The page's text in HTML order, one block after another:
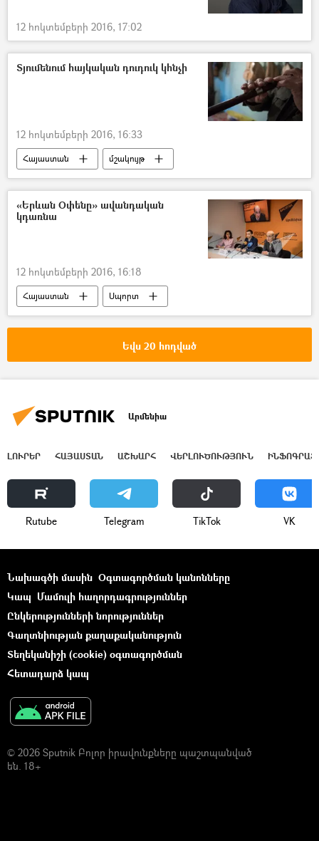
12 հոկտեմբերի 2016, 17:02
Տյումենում հայկական դուդուկ կհնչի
12 հոկտեմբերի 2016, 16:33
Հայաստան մշակույթ
«Երևան Օփենը» ավանդական
կդառնա
12 հոկտեմբերի 2016, 16:18
Հայաստան Սպորտ
Եվս 20 հոդված
Արմենիա
ԼՈՒՐԵՐ ՀԱՅԱՍՏԱՆ ԱՇԽԱՐՀ ՎԵՐԼՈՒԾՈՒԹՅՈՒՆ
Rutube Telegram ТikТоk VK
Նախագծի մասին Օգտագործման կանոնները
Կապ Մամուլի հաղորդագրություններ
Ընկերությունների նորություններ
Գաղտնիության քաղաքականություն
Տեղեկանիշի (cookie) օգտագործման
Հետադարձ կապ
© 2026 Sputnik Բոլոր իրավունքները պաշտպանված
են. 18+